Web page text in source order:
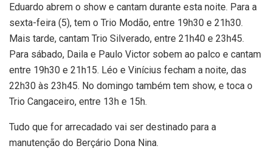
Eduardo abrem o show e cantam durante esta noite. Para a
sexta-feira (5), tem o Trio Modão, entre 19h30 e 21h30.
Mais tarde, cantam Trio Silverado, entre 21h40 e 23h45.
Para sábado, Daila e Paulo Victor sobem ao palco e cantam
entre 19h30 e 21h15. Léo e Vinícius fecham a noite, das
22h30 às 23h45. No domingo também tem show, e toca o
Trio Cangaceiro, entre 13h e 15h.
Tudo que for arrecadado vai ser destinado para a
manutenção do Berçário Dona Nina.